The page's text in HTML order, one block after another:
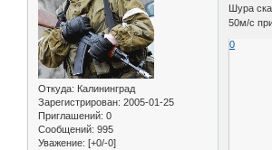
Откуда: Калининград
Зарегистрирован: 2005-01-25
Приглашений: 0
Сообщений: 995
Уважение: [+0/-0]
Шура
50м/с
0